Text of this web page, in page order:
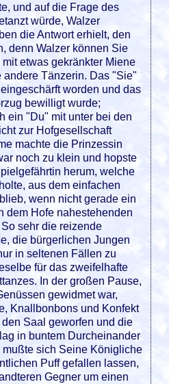
und auf die Frage des
würde, Walzer
die Antwort erhielt, den
denn Walzer können Sie
etwas gekränkter Miene
Tänzerin. Das "Sie"
worden und das
bewilligt wurde;
ein "Du" mit unter bei den
zur Hofgesellschaft
machte die Prinzessin
noch zu klein und hopste
herum, welche
aus dem einfachen
wenn nicht gerade ein
dem Hofe nahestehenden
sehr die reizende
die bürgerlichen Jungen
in seltenen Fällen zu
für das zweifelhafte
In der großen Pause,
gewidmet war,
Knallbonbons und Konfekt
Saal geworfen und die
in buntem Durcheinander
sich Seine Königliche
Puff gefallen lassen,
Gegner um einen